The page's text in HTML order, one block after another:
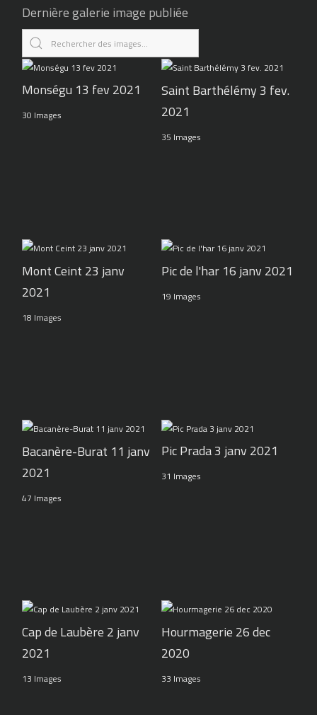
Dernière galerie image publiée
Monségu 13 fev 2021
30 Images
Saint Barthélémy 3 fev.
2021
35 Images
Mont Ceint 23 janv
2021
18 Images
Pic de l'har 16 janv 2021
19 Images
Bacanère-Burat 11 janv
2021
47 Images
Pic Prada 3 janv 2021
31 Images
Cap de Laubère 2 janv
2021
13 Images
Hourmagerie 26 dec
2020
33 Images